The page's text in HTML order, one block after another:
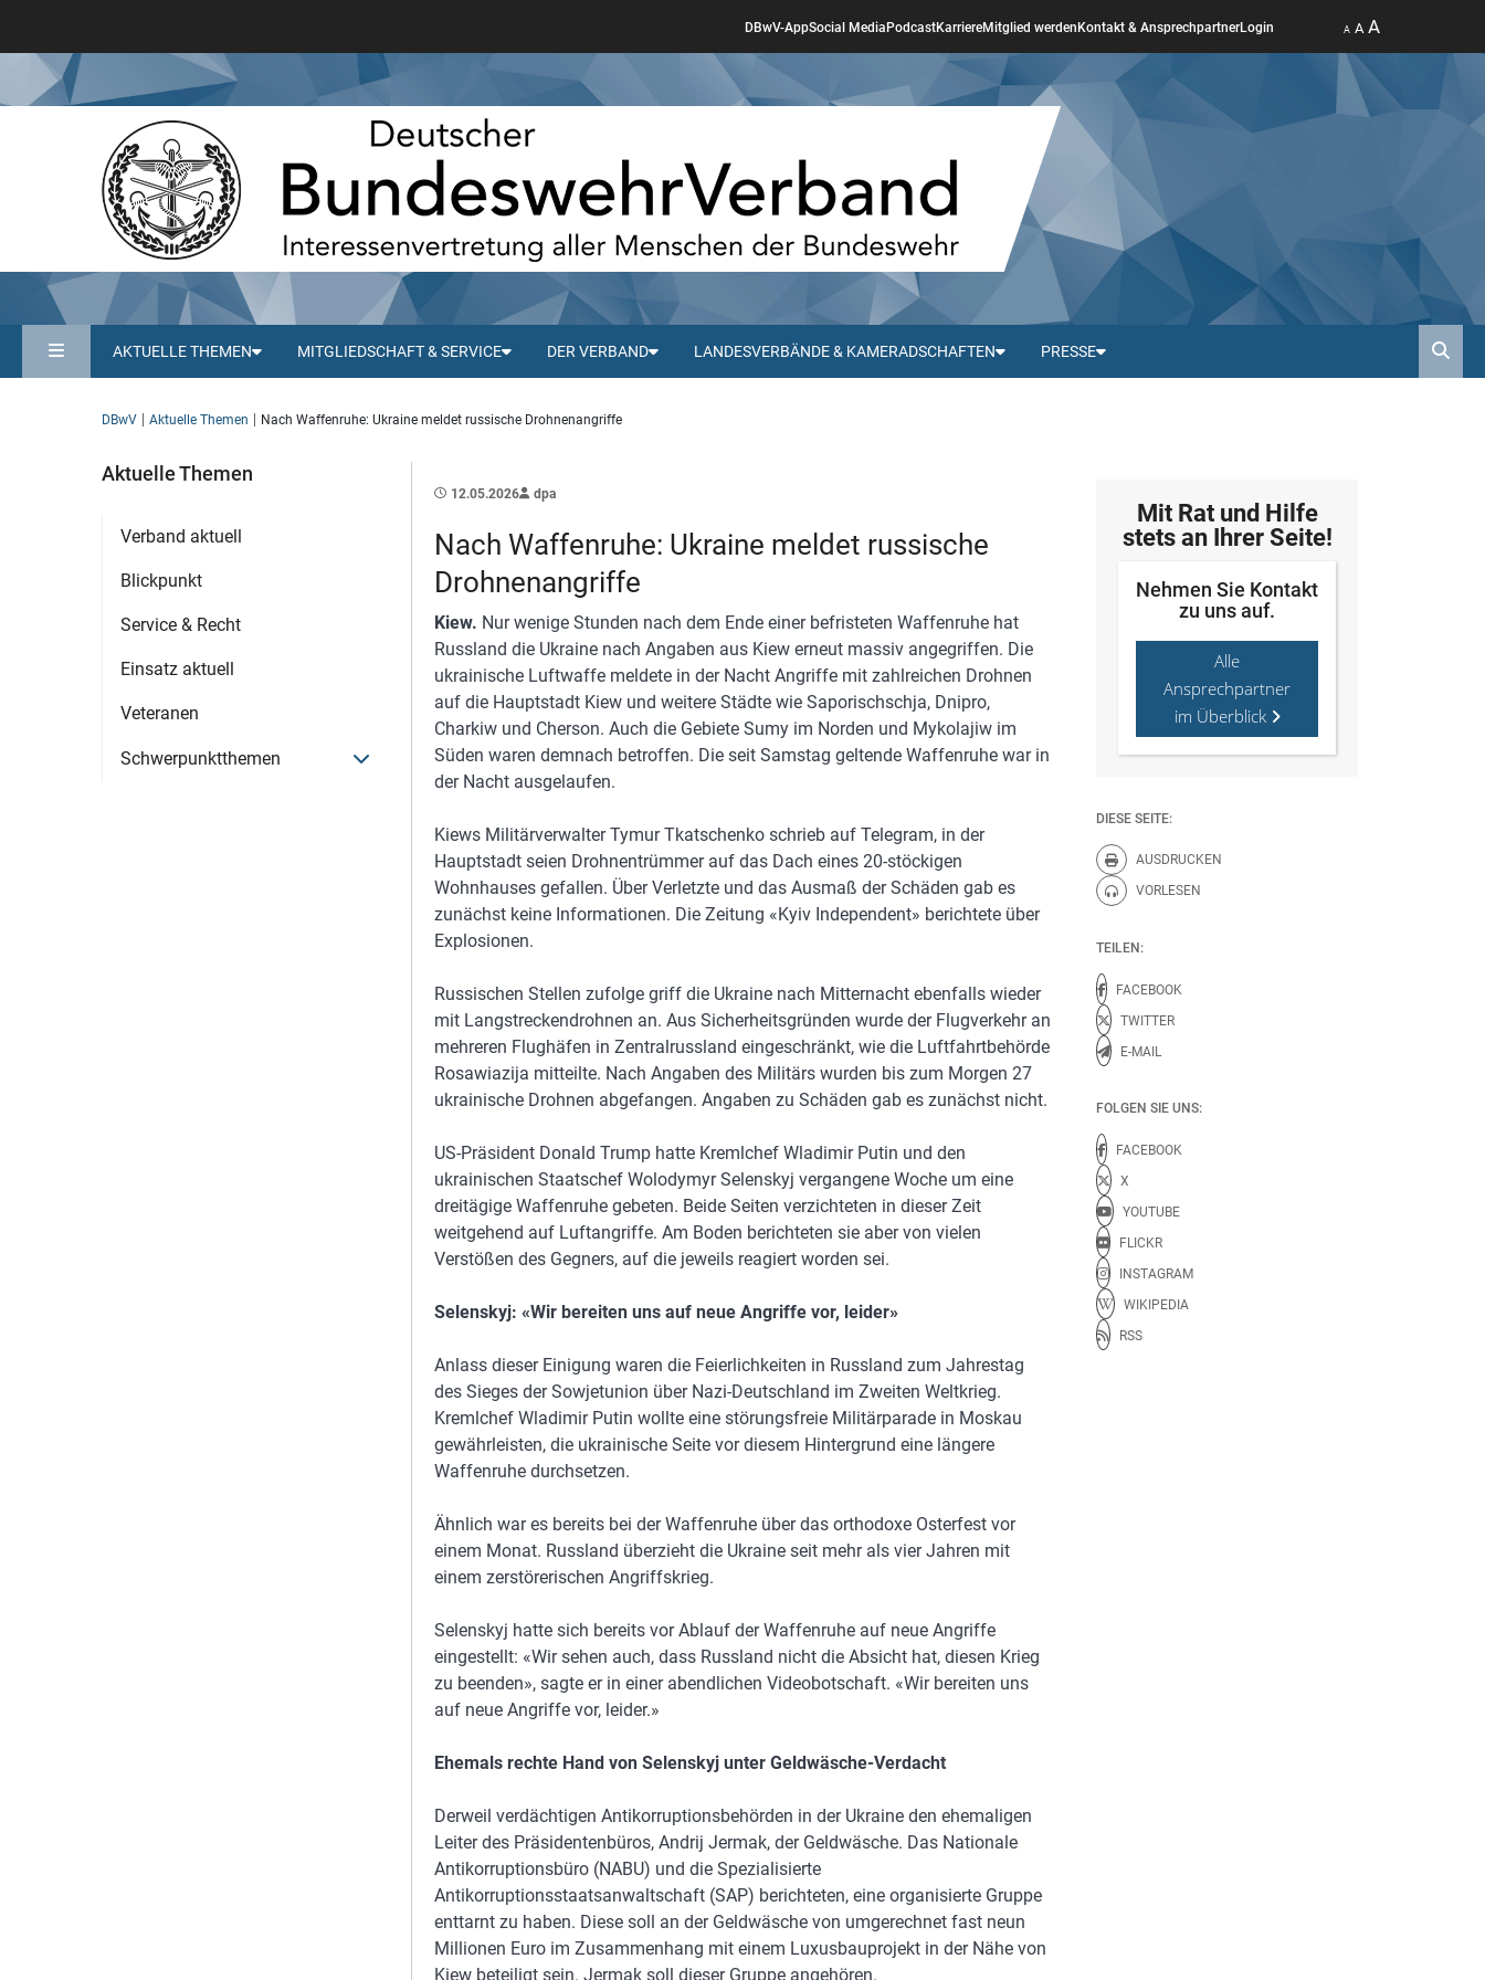
DBwV-AppSocial Media PodcastKarriereMitglied werden Kontakt & AnsprechpartnerLogin A A A
AKTUELLE THEMEN MITGLIEDSCHAFT & SERVICE DER VERBAND LANDESVERBÄNDE & KAMERADSCHAFTEN PRESSE
DBwV Aktuelle Themen Nach Waffenruhe: Ukraine meldet russische Drohnenangriffe
Aktuelle Themen
Verband aktuell
Blickpunkt
Service & Recht
Einsatz aktuell
Veteranen
Schwerpunktthemen Menü öffnen
12.05.2026 dpa
Nach Waffenruhe: Ukraine meldet russische
Drohnenangriffe
Kiew. Nur wenige Stunden nach dem Ende einer befristeten Waffenruhe hat
Russland die Ukraine nach Angaben aus Kiew erneut massiv angegriffen. Die
ukrainische Luftwaffe meldete in der Nacht Angriffe mit zahlreichen Drohnen
auf die Hauptstadt Kiew und weitere Städte wie Saporischschja, Dnipro,
Charkiw und Cherson. Auch die Gebiete Sumy im Norden und Mykolajiw im
Süden waren demnach betroffen. Die seit Samstag geltende Waffenruhe war in
der Nacht ausgelaufen.
Kiews Militärverwalter Tymur Tkatschenko schrieb auf Telegram, in der
Hauptstadt seien Drohnentrümmer auf das Dach eines 20-stöckigen
Wohnhauses gefallen. Über Verletzte und das Ausmaß der Schäden gab es
zunächst keine Informationen. Die Zeitung «Kyiv Independent» berichtete über
Explosionen.
Russischen Stellen zufolge griff die Ukraine nach Mitternacht ebenfalls wieder
mit Langstreckendrohnen an. Aus Sicherheitsgründen wurde der Flugverkehr an
mehreren Flughäfen in Zentralrussland eingeschränkt, wie die Luftfahrtbehörde
Rosawiazija mitteilte. Nach Angaben des Militärs wurden bis zum Morgen 27
ukrainische Drohnen abgefangen. Angaben zu Schäden gab es zunächst nicht.
US-Präsident Donald Trump hatte Kremlchef Wladimir Putin und den
ukrainischen Staatschef Wolodymyr Selenskyj vergangene Woche um eine
dreitägige Waffenruhe gebeten. Beide Seiten verzichteten in dieser Zeit
weitgehend auf Luftangriffe. Am Boden berichteten sie aber von vielen
Verstößen des Gegners, auf die jeweils reagiert worden sei.
Selenskyj: «Wir bereiten uns auf neue Angriffe vor, leider»
Anlass dieser Einigung waren die Feierlichkeiten in Russland zum Jahrestag
des Sieges der Sowjetunion über Nazi-Deutschland im Zweiten Weltkrieg.
Kremlchef Wladimir Putin wollte eine störungsfreie Militärparade in Moskau
gewährleisten, die ukrainische Seite vor diesem Hintergrund eine längere
Waffenruhe durchsetzen.
Ähnlich war es bereits bei der Waffenruhe über das orthodoxe Osterfest vor
einem Monat. Russland überzieht die Ukraine seit mehr als vier Jahren mit
einem zerstörerischen Angriffskrieg.
Selenskyj hatte sich bereits vor Ablauf der Waffenruhe auf neue Angriffe
eingestellt: «Wir sehen auch, dass Russland nicht die Absicht hat, diesen Krieg
zu beenden», sagte er in einer abendlichen Videobotschaft. «Wir bereiten uns
auf neue Angriffe vor, leider.»
Ehemals rechte Hand von Selenskyj unter Geldwäsche-Verdacht
Derweil verdächtigen Antikorruptionsbehörden in der Ukraine den ehemaligen
Leiter des Präsidentenbüros, Andrij Jermak, der Geldwäsche. Das Nationale
Antikorruptionsbüro (NABU) und die Spezialisierte
Antikorruptionsstaatsanwaltschaft (SAP) berichteten, eine organisierte Gruppe
enttarnt zu haben. Diese soll an der Geldwäsche von umgerechnet fast neun
Millionen Euro im Zusammenhang mit einem Luxusbauprojekt in der Nähe von
Kiew beteiligt sein. Jermak soll dieser Gruppe angehören.
Mit Rat und Hilfe
stets an Ihrer Seite!
Nehmen Sie Kontakt
zu uns auf.
Alle
Ansprechpartner
im Überblick
DIESE SEITE:
AUSDRUCKEN
Diese Seite drucken.
VORLESEN
Diese Seite vorlesen.
TEILEN:
FACEBOOK
TWITTER
E-MAIL
FOLGEN SIE UNS:
FACEBOOK
X
YOUTUBE
FLICKR
INSTAGRAM
WIKIPEDIA
RSS